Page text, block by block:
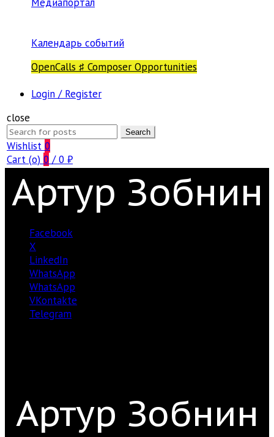
Календарь событий
OpenCalls ♯ Composer Opportunities
Login / Register
close
Search
for:
Search
Wishlist 0
Cart (o) 0 / 0 ₽
Артур Зобнин
Facebook
X
LinkedIn
WhatsApp
WhatsApp
VKontakte
Telegram
Артур Зобнин